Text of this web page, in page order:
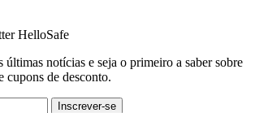
HelloSafe
últimas notícias e seja o primeiro a saber sobre
cupons de desconto.
Inscrever-se